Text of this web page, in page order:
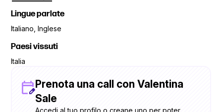
Lingue parlate
Italiano, Inglese
Paesi vissuti
Italia
Prenota una call con Valentina
Sale
Accedi al tuo profilo o creane uno per poter